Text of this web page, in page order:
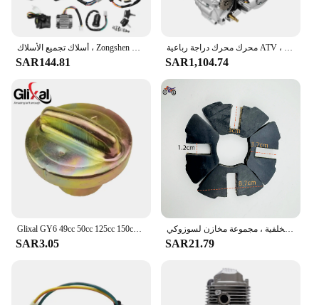
أسلاك تجميع الأسلاك ، Zongshen Lifan Ducar Razor CDI ، 12 cc ، 150cc ، 200cc ، 250cc ، دراجة ترابية ، رباعية مركبة
SAR144.81
محرك محرك دراجة رباعية ATV ، 4 Stroke 250cc ، ناقل حركة 5 سرعات ، CG250
SAR1,104.74
Glixal GY6 49cc 50cc 125cc 150cc 250cc 260cc العالمي الوقود خزان الغاز كاب ل 139QMB 152QMI 157QMJ الصينية سكوتر الدراجة
SAR3.05
مجموعة عجلات الدراجة النارية الخلفية ، مجموعة مخازن لسوزوكي GN ، GN125 ، GN250 ، GS125 ، GS125 ، GZ125 ، GZ250 ، TU 125CC ، 250CC
SAR21.79